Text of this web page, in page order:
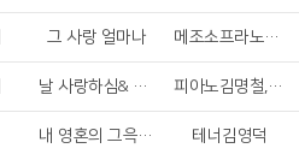
그 사랑 얼마나 메조소프라노김소연
날 사랑하심& 내 이름 아시죠 피아노김명철,바이올린서하미
내 영혼의 그윽히 깊은데서 테너김영덕